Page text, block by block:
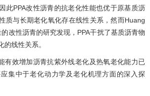
此PPA改性沥青的抗老化性能也优于原基质沥
质与长期老化氧化存在线性关系，然而Huang
的改性沥青的研究发现，PPA干扰了基质沥青物
线性关系。
有效增加沥青抗紫外线老化及热氧老化能力已
集中于老化动力学及老化机理方面的深入探